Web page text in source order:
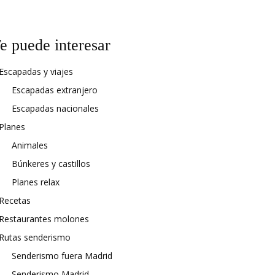
puede interesar
y viajes
Escapadas extranjero
Escapadas nacionales
Animales
Búnkeres y castillos
Planes relax
molones
senderismo
Senderismo fuera Madrid